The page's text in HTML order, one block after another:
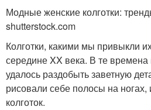
Модные женские колготки:
shutterstock.com
Колготки, какими мы привыкли
середине XX века. В те
удалось раздобыть заветную
рисовали себе полосы на
колготок.